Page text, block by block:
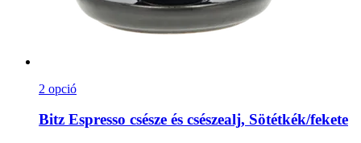
2 opció
Bitz Espresso csésze és csészealj, Sötétkék/fekete